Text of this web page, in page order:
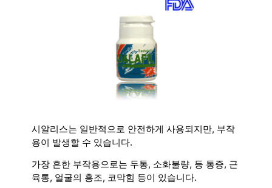
시알리스는 일반적으로 안전하게 사용되지만, 부작
용이 발생할 수 있습니다.
가장 흔한 부작용으로는 두통, 소화불량, 등 통증, 근
육통, 얼굴의 홍조, 코막힘 등이 있습니다.